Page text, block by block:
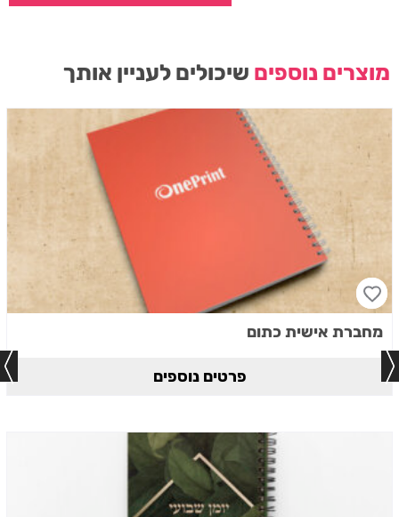
מוצרים נוספים שיכולים לעניין אותך
מחברת אישית כתום
פרטים נוספים